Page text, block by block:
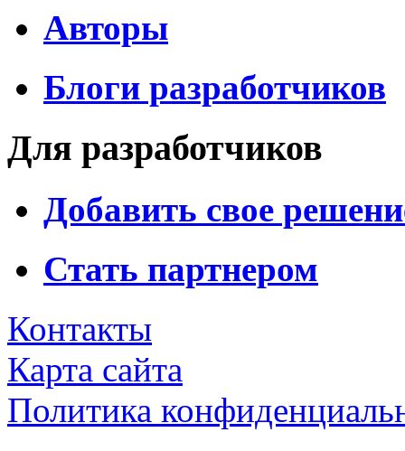
Авторы
Блоги разработчиков
Для разработчиков
Добавить свое
Стать партнером
Контакты
Карта сайта
Политика